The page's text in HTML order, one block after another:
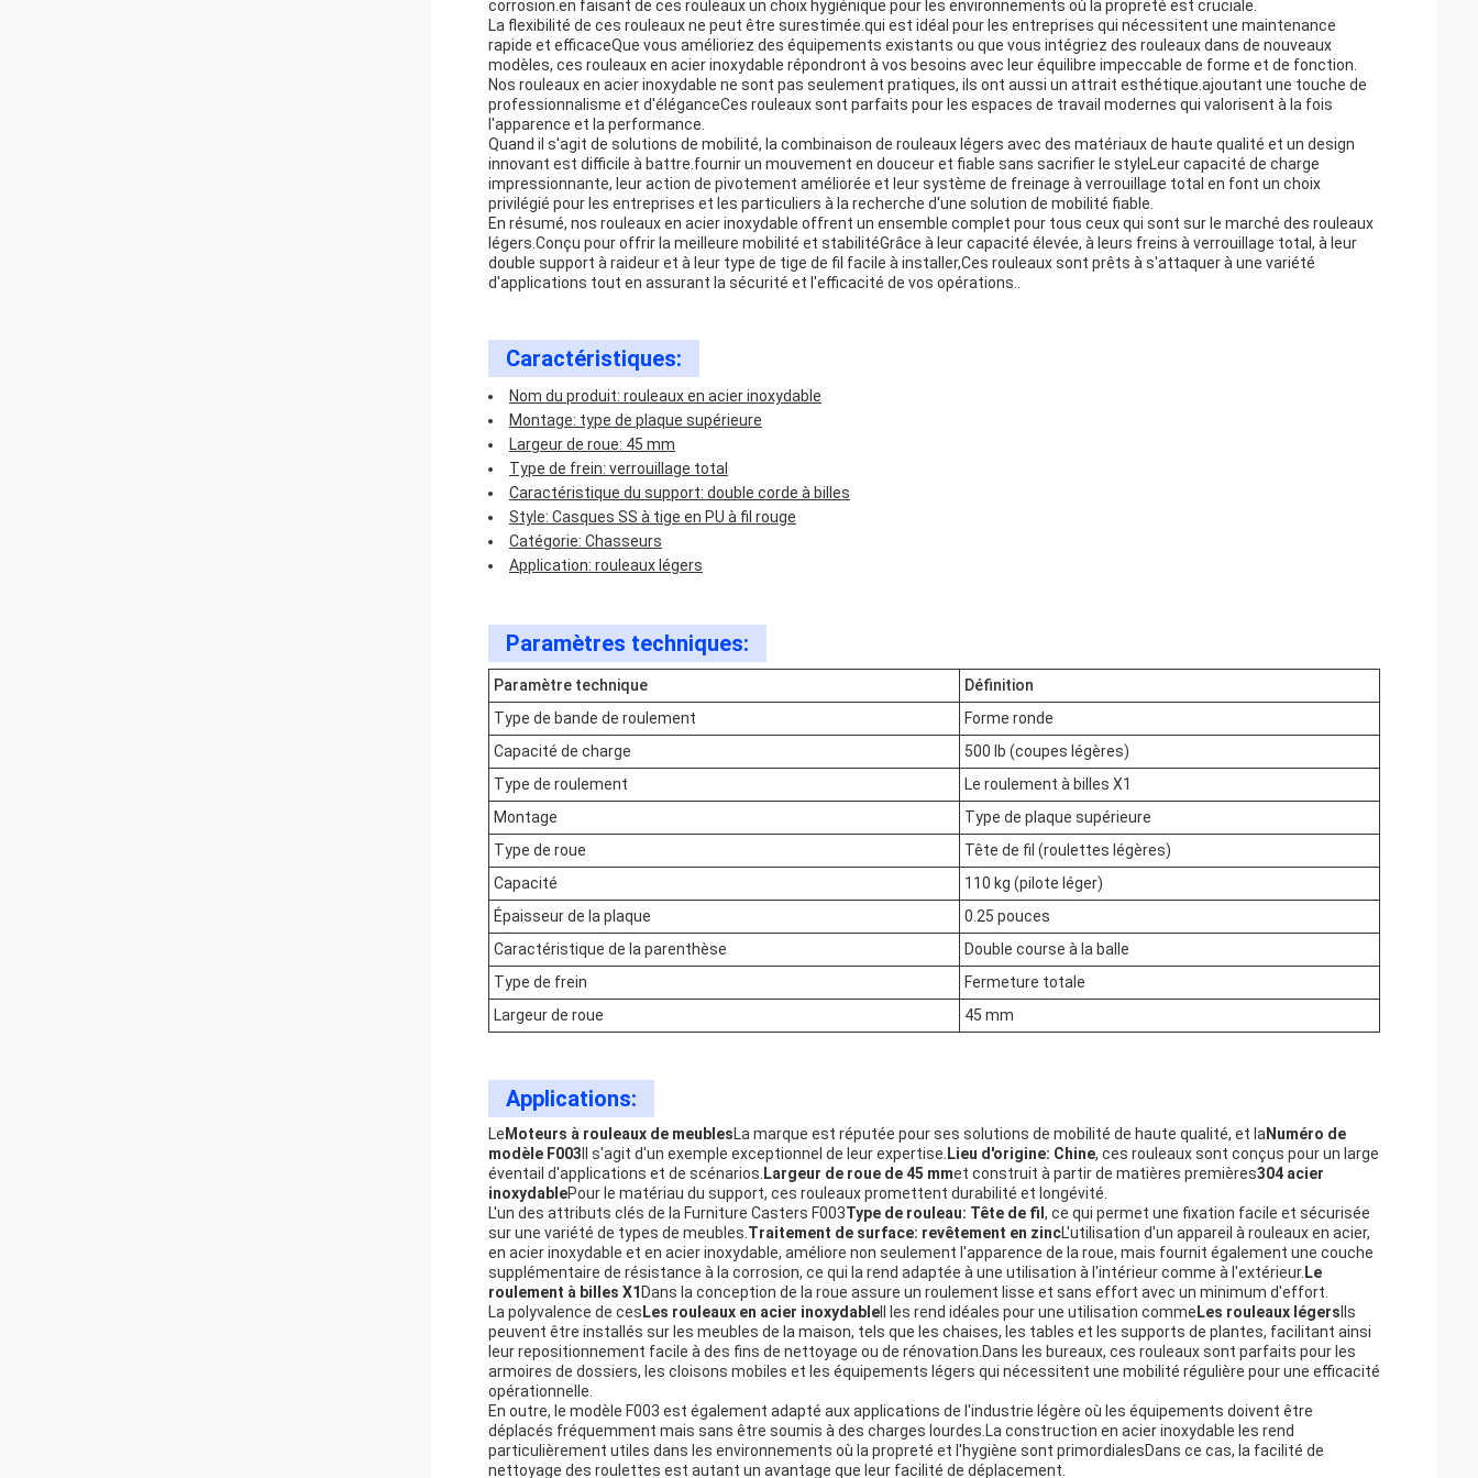
corrosion.en faisant de ces rouleaux un choix hygiénique pour les environnements où la propreté est cruciale.
La flexibilité de ces rouleaux ne peut être surestimée.qui est idéal pour les entreprises qui nécessitent une maintenance
rapide et efficaceQue vous amélioriez des équipements existants ou que vous intégriez des rouleaux dans de nouveaux
modèles, ces rouleaux en acier inoxydable répondront à vos besoins avec leur équilibre impeccable de forme et de fonction.
Nos rouleaux en acier inoxydable ne sont pas seulement pratiques, ils ont aussi un attrait esthétique.ajoutant une touche de
professionnalisme et d'éléganceCes rouleaux sont parfaits pour les espaces de travail modernes qui valorisent à la fois
l'apparence et la performance.
Quand il s'agit de solutions de mobilité, la combinaison de rouleaux légers avec des matériaux de haute qualité et un design
innovant est difficile à battre.fournir un mouvement en douceur et fiable sans sacrifier le styleLeur capacité de charge
impressionnante, leur action de pivotement améliorée et leur système de freinage à verrouillage total en font un choix
privilégié pour les entreprises et les particuliers à la recherche d'une solution de mobilité fiable.
En résumé, nos rouleaux en acier inoxydable offrent un ensemble complet pour tous ceux qui sont sur le marché des rouleaux
légers.Conçu pour offrir la meilleure mobilité et stabilitéGrâce à leur capacité élevée, à leurs freins à verrouillage total, à leur
double support à raideur et à leur type de tige de fil facile à installer,Ces rouleaux sont prêts à s'attaquer à une variété
d'applications tout en assurant la sécurité et l'efficacité de vos opérations..
Caractéristiques:
Nom du produit: rouleaux en acier inoxydable
Montage: type de plaque supérieure
Largeur de roue: 45 mm
Type de frein: verrouillage total
Caractéristique du support: double corde à billes
Style: Casques SS à tige en PU à fil rouge
Catégorie: Chasseurs
Application: rouleaux légers
Paramètres techniques:
Paramètre technique
Définition
Type de bande de roulement
Forme ronde
Capacité de charge
500 lb (coupes légères)
Type de roulement
Le roulement à billes X1
Montage
Type de plaque supérieure
Type de roue
Tête de fil (roulettes légères)
Capacité
110 kg (pilote léger)
Épaisseur de la plaque
0.25 pouces
Caractéristique de la parenthèse
Double course à la balle
Type de frein
Fermeture totale
Largeur de roue
45 mm
Applications:
Le Moteurs à rouleaux de meublesLa marque est réputée pour ses solutions de mobilité de haute qualité, et la Numéro de
modèle F003 Il s'agit d'un exemple exceptionnel de leur expertise. Lieu d'origine: Chine, ces rouleaux sont conçus pour un large
éventail d'applications et de scénarios. Largeur de roue de 45 mmet construit à partir de matières premières304 acier
inoxydablePour le matériau du support, ces rouleaux promettent durabilité et longévité.
L'un des attributs clés de la Furniture Casters F003Type de rouleau: Tête de fil , ce qui permet une fixation facile et sécurisée
sur une variété de types de meubles. Traitement de surface: revêtement en zincL'utilisation d'un appareil à rouleaux en acier,
en acier inoxydable et en acier inoxydable, améliore non seulement l'apparence de la roue, mais fournit également une couche
supplémentaire de résistance à la corrosion, ce qui la rend adaptée à une utilisation à l'intérieur comme à l'extérieur. Le
roulement à billes X1 Dans la conception de la roue assure un roulement lisse et sans effort avec un minimum d'effort.
La polyvalence de ces Les rouleaux en acier inoxydable Il les rend idéales pour une utilisation comme Les rouleaux légers Ils
peuvent être installés sur les meubles de la maison, tels que les chaises, les tables et les supports de plantes, facilitant ainsi
leur repositionnement facile à des fins de nettoyage ou de rénovation.Dans les bureaux, ces rouleaux sont parfaits pour les
armoires de dossiers, les cloisons mobiles et les équipements légers qui nécessitent une mobilité régulière pour une efficacité
opérationnelle.
En outre, le modèle F003 est également adapté aux applications de l'industrie légère où les équipements doivent être
déplacés fréquemment mais sans être soumis à des charges lourdes.La construction en acier inoxydable les rend
particulièrement utiles dans les environnements où la propreté et l'hygiène sont primordialesDans ce cas, la facilité de
nettoyage des roulettes est autant un avantage que leur facilité de déplacement.